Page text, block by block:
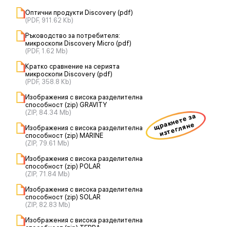
Оптични продукти Discovery (pdf)
(PDF, 911.62 Kb)
Ръководство за потребителя:
микроскопи Discovery Micro (pdf)
(PDF, 1.62 Mb)
Кратко сравнение на серията
микроскопи Discovery (pdf)
(PDF, 358.8 Kb)
Изображения с висока разделителна
способност (zip) GRAVITY
(ZIP, 84.34 Mb)
Изображения с висока разделителна
способност (zip) MARINE
(ZIP, 79.61 Mb)
Изображения с висока разделителна
способност (zip) POLAR
(ZIP, 71.84 Mb)
Изображения с висока разделителна
способност (zip) SOLAR
(ZIP, 82.83 Mb)
Изображения с висока разделителна
щракнете за
изтегляне